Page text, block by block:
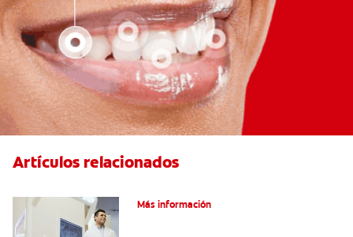
Artículos relacionados
Más información